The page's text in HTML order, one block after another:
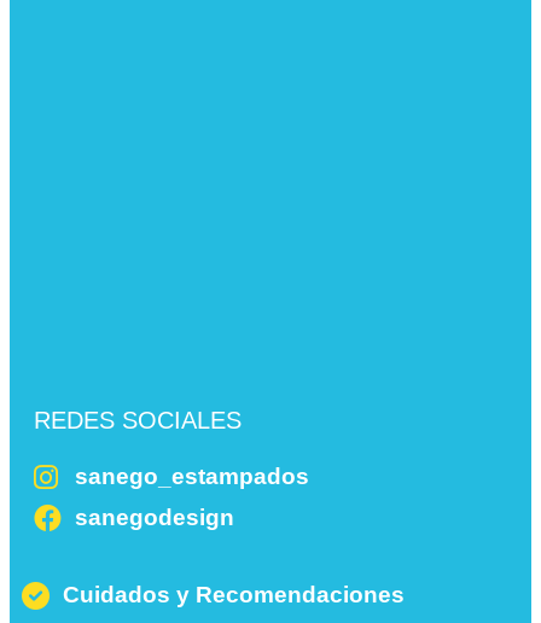
REDES SOCIALES
sanego_estampados
sanegodesign
Cuidados y Recomendaciones